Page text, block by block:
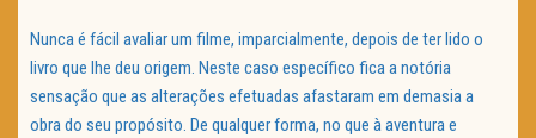
Nunca é fácil avaliar um filme, imparcialmente, depois de ter lido o
livro que lhe deu origem. Neste caso específico fica a notória
sensação que as alterações efetuadas afastaram em demasia a
obra do seu propósito. De qualquer forma, no que à aventura e